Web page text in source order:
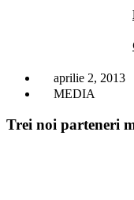
aprilie 2, 2013
MEDIA
Trei noi parteneri